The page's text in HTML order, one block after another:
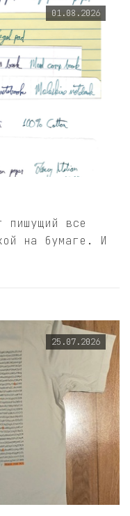
01.08.2026
пишущий все
на бумаге. И
25.07.2026